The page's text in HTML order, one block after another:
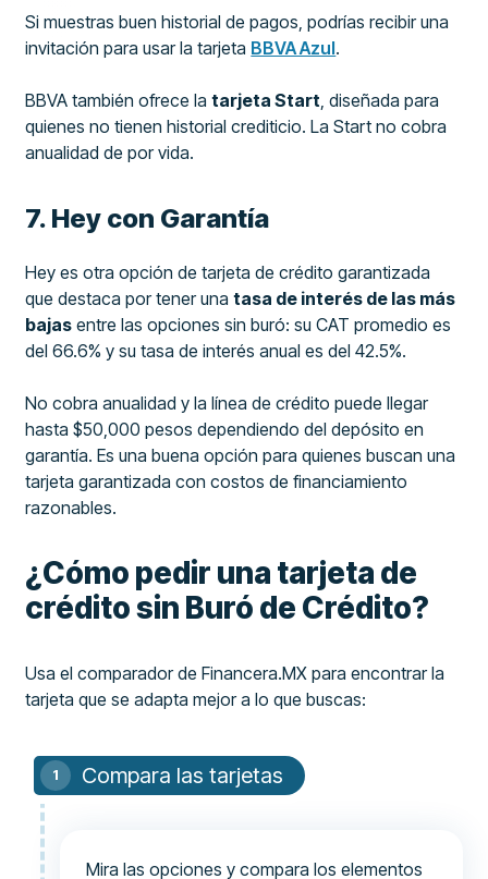
Si muestras buen historial de pagos, podrías recibir una
invitación para usar la tarjeta BBVA Azul.
BBVA también ofrece latarjeta Start , diseñada para
quienes no tienen historial crediticio. La Start no cobra
anualidad de por vida.
7. Hey con Garantía
Hey es otra opción de tarjeta de crédito garantizada
que destaca por tener unatasa de interés de las más
bajas entre las opciones sin buró: su CAT promedio es
del 66.6% y su tasa de interés anual es del 42.5%.
No cobra anualidad y la línea de crédito puede llegar
hasta $50,000 pesos dependiendo del depósito en
garantía. Es una buena opción para quienes buscan una
tarjeta garantizada con costos de financiamiento
razonables.
¿Cómo pedir una tarjeta de
crédito sin Buró de Crédito?
Usa el comparador de Financera.MX para encontrar la
tarjeta que se adapta mejor a lo que buscas:
Compara las tarjetas
Mira las opciones y compara los elementos